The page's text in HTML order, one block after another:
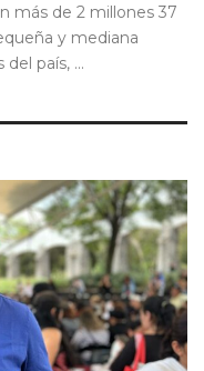
más de 2 millones 37
y mediana
país, ...